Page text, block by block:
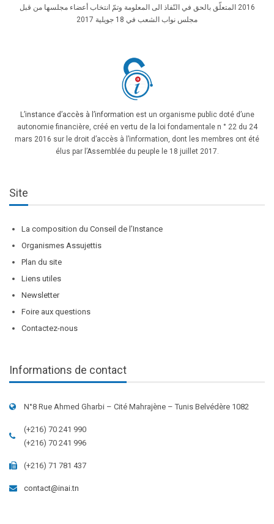
2016 المتعلّق بالحق في النّفاذ الى المعلومة وتمّ انتخاب أعضاء مجلسها من قبل
مجلس نواب الشعب في 18 جويلية 2017
L’instance d’accès à l’information est un organisme public doté d’une
autonomie financière, créé en vertu de la loi fondamentale n ° 22 du 24
mars 2016 sur le droit d’accès à l’information, dont les membres ont été
élus par l’Assemblée du peuple le 18 juillet 2017.
Site
La composition du Conseil de l’Instance
Organismes Assujettis
Plan du site
Liens utiles
Newsletter
Foire aux questions
Contactez-nous
Informations de contact
N°8 Rue Ahmed Gharbi – Cité Mahrajène – Tunis Belvédère 1082
(+216) 70 241 990
(+216) 70 241 996
(+216) 71 781 437
contact@inai.tn